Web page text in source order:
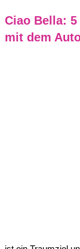
Ciao Bella:
mit dem